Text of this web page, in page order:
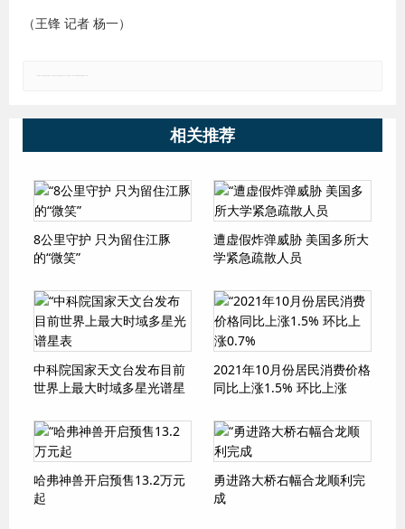
（王锋 记者 杨一）
相关推荐
8公里守护 只为留住江豚
的“微笑”
遭虚假炸弹威胁 美国多所大
学紧急疏散人员
中科院国家天文台发布目前
世界上最大时域多星光谱星
2021年10月份居民消费价格
同比上涨1.5% 环比上涨
哈弗神兽开启预售13.2万元
起
勇进路大桥右幅合龙顺利完
成